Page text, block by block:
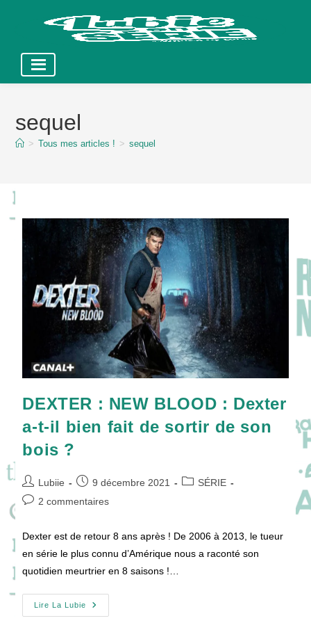
contentsequel
> Tous mes articles ! > sequel
DEXTER : NEW BLOOD : Dexter
a-t-il bien fait de sortir de son
bois ?
Auteur/autrice
de
Lubiie
Publication
publiée :
9 décembre 2021
PostSÉRIE
Commentaires
2 commentaires
Dexter est de retour 8 ans après ! De 2006 à 2013, le tueur
en série le plus connu d’Amérique nous a raconté son
quotidien meurtrier en 8 saisons !…
Lire La Lubie
DEXTER
: